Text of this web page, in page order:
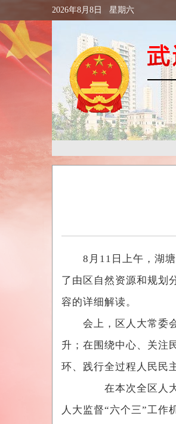
2026年8月8日 星期六
8月11日上午，湖塘
了由区自然资源和规划
容的详细解读。
会上，区人大常委会
升；在围绕中心、关注
环、践行全过程人民民
在本次全区人大系统
人大监督“六个三”工作